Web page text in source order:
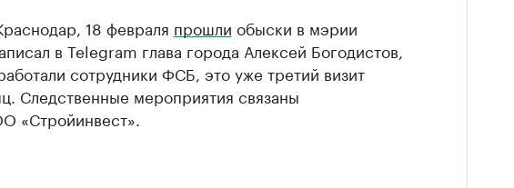
18 февраля прошли обыски в мэрии
в Telegram глава города Алексей Богодистов,
сотрудники ФСБ, это уже третий визит
Следственные мероприятия связаны
«Стройинвест».